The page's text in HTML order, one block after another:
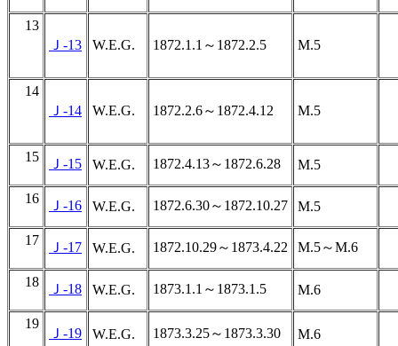
13
Ｊ-13
W.E.G. 1872.1.1～1872.2.5 M.5
14
Ｊ-14
W.E.G. 1872.2.6～1872.4.12 M.5
15 Ｊ-15 W.E.G. 1872.4.13～1872.6.28 M.5
16 Ｊ-16 W.E.G. 1872.6.30～1872.10.27 M.5
17 Ｊ-17 W.E.G. 1872.10.29～1873.4.22 M.5～M.6
18 Ｊ-18 W.E.G. 1873.1.1～1873.1.5 M.6
19
Ｊ-19 W.E.G. 1873.3.25～1873.3.30 M.6